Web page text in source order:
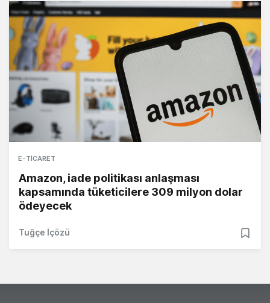
E-TICARET
Amazon, iade politikası anlaşması
kapsamında tüketicilere 309 milyon dolar
ödeyecek
Tuğçe İçözü